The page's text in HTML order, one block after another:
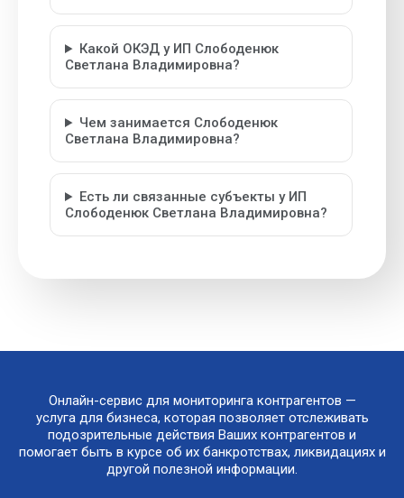
Какой ОКЭД у ИП Слободенюк
Светлана Владимировна?
Чем занимается Слободенюк
Светлана Владимировна?
Есть ли связанные субъекты у ИП
Слободенюк Светлана Владимировна?
Онлайн-сервис для мониторинга контрагентов —
услуга для бизнеса, которая позволяет отслеживать
подозрительные действия Ваших контрагентов и
помогает быть в курсе об их банкротствах, ликвидациях и
другой полезной информации.